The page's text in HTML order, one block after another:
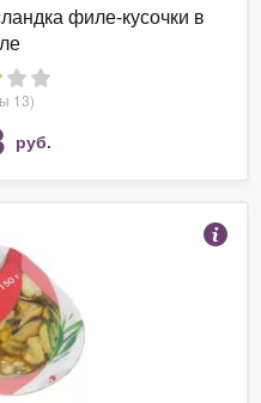
филе-кусочки в
13)
руб.